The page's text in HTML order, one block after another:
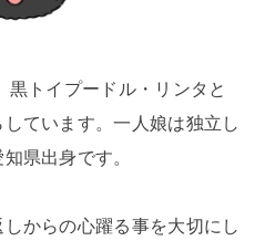
トイプードル・リンタと
ています。一人娘は独立し
県出身です。
からの心躍る事を大切にし